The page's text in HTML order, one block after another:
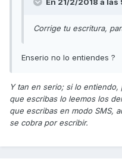
En 21/2/2018 a las
Corrige tu escritura,
Enserio no lo entiendes ?
Y tan en serio; si lo
que escribas lo leemos los
que escribas en modo SMS,
se cobra por escribir.